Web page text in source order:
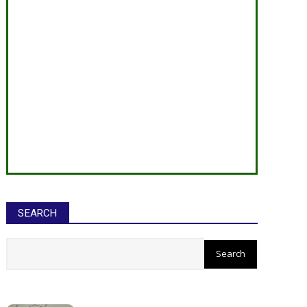
SEARCH
सीईओ ने घोटाले कर बनाई करोड़ों की